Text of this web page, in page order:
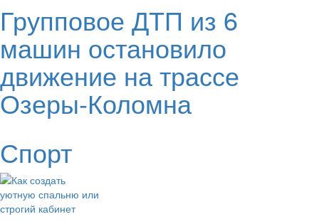
Групповое ДТП из 6
машин остановило
движение на трассе
Озеры-Коломна
Спорт